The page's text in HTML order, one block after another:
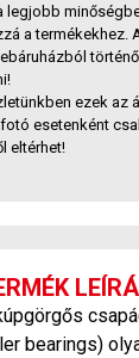
legjobb
a termékekhez.
ezek az
esetenként
eltérhet!
bearings)